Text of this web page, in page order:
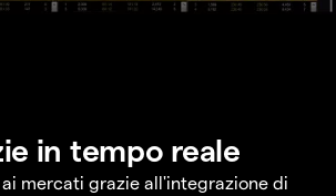
in tempo reale
ai mercati grazie all'integrazione di